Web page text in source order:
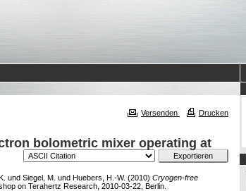
Versenden Drucken
bolometric mixer operating at
und Siegel, M. und Huebers, H.-W. (2010) Cryogen-free
on Terahertz Research, 2010-03-22, Berlin.